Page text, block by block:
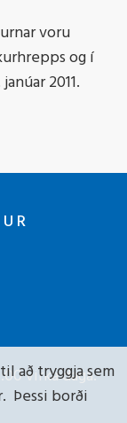
voru
og í
2011.
virka daga.
að tryggja sem
Þessi borði